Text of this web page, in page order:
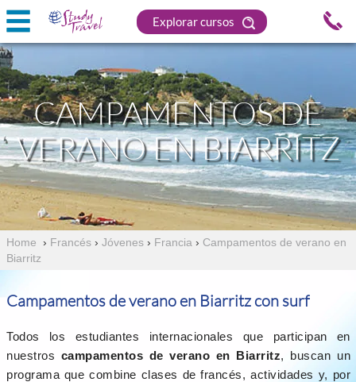
Explorar cursos
CAMPAMENTOS DE
VERANO EN BIARRITZ
Home › Francés › Jóvenes › Francia › Campamentos de verano en
Biarritz
Campamentos de verano en Biarritz con surf
Todos los estudiantes internacionales que participan en
nuestros campamentos de verano en Biarritz, buscan un
programa que combine clases de francés, actividades y, por